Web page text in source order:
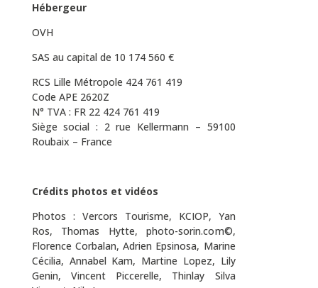
Hébergeur
OVH
SAS au capital de 10 174 560 €
RCS Lille Métropole 424 761 419
Code APE 2620Z
N° TVA : FR 22 424 761 419
Siège social : 2 rue Kellermann – 59100
Roubaix – France
Crédits photos et vidéos
Photos : Vercors Tourisme, KCIOP, Yan
Ros, Thomas Hytte, photo-sorin.com©,
Florence Corbalan, Adrien Epsinosa, Marine
Cécilia, Annabel Kam, Martine Lopez, Lily
Genin, Vincent Piccerelle, Thinlay Silva